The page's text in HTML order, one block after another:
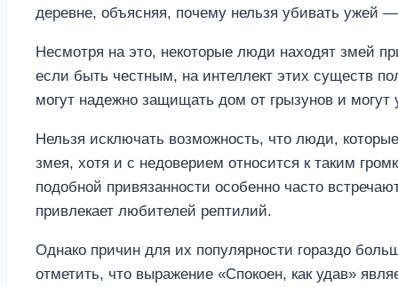
деревне, объясняя, почему нельзя убивать
Несмотря на это, некоторые люди находят змей
если быть честным, на интеллект этих существ
могут надежно защищать дом от грызунов и могут
Нельзя исключать возможность, что люди,
змея, хотя и с недоверием относится к таким
подобной привязанности особенно часто
привлекает любителей рептилий.
Однако причин для их популярности гораздо
отметить, что выражение «Спокоен, как удав»